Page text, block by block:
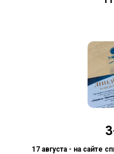
17 августа - на сайте